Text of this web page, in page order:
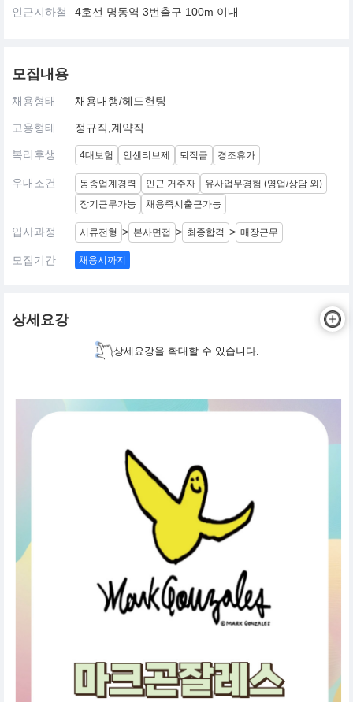
인근지하철 4호선 명동역 3번출구 100m 이내
모집내용
채용형태 채용대행/헤드헌팅
고용형태 정규직,계약직
복리후생 4대보험 인센티브제 퇴직금 경조휴가
우대조건 동종업계경력 인근 거주자
유사업무경험 (영업/상담 외)
장기근무가능
채용즉시출근가능
입사과정 서류전형 > 본사면접 > 최종합격 > 매장근무
모집기간 채용시까지
상세요강
상세요강을 확대할 수 있습니다.